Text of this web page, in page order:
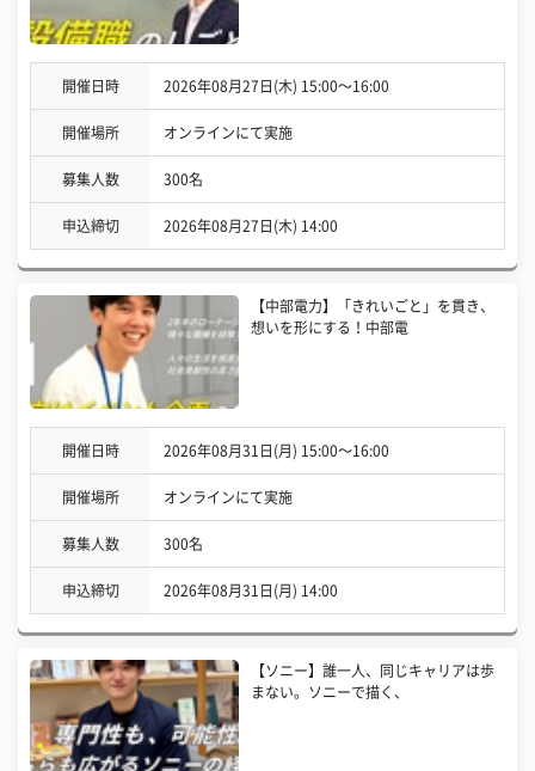
開催日時 2026年08月27日(木) 15:00〜16:00
開催場所 オンラインにて実施
募集人数 300名
申込締切 2026年08月27日(木) 14:00
【中部電力】「きれいごと」を貫き、
想いを形にする！中部電
開催日時 2026年08月31日(月) 15:00〜16:00
開催場所 オンラインにて実施
募集人数 300名
申込締切 2026年08月31日(月) 14:00
【ソニー】誰一人、同じキャリアは歩
まない。ソニーで描く、